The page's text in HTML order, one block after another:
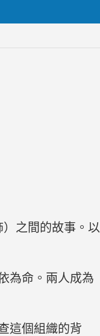
之間的故事。以
為命。兩人成為
這個組織的背